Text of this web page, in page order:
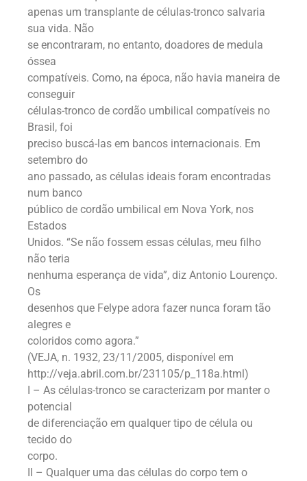
apenas um transplante de células-tronco salvaria
sua vida. Não
se encontraram, no entanto, doadores de medula
óssea
compatíveis. Como, na época, não havia maneira de
conseguir
células-tronco de cordão umbilical compatíveis no
Brasil, foi
preciso buscá-las em bancos internacionais. Em
setembro do
ano passado, as células ideais foram encontradas
num banco
público de cordão umbilical em Nova York, nos
Estados
Unidos. “Se não fossem essas células, meu filho
não teria
nenhuma esperança de vida”, diz Antonio Lourenço.
Os
desenhos que Felype adora fazer nunca foram tão
alegres e
coloridos como agora.”
(VEJA, n. 1932, 23/11/2005, disponível em
http://veja.abril.com.br/231105/p_118a.html)
I – As células-tronco se caracterizam por manter o
potencial
de diferenciação em qualquer tipo de célula ou
tecido do
corpo.
II – Qualquer uma das células do corpo tem o